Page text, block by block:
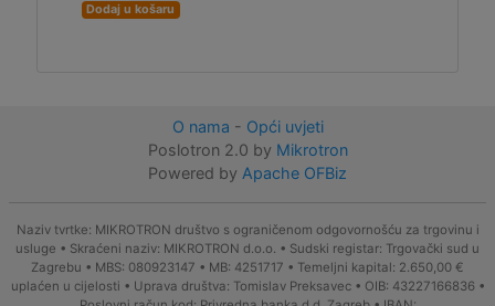
Dodaj u košaru
O nama - Opći uvjeti
Poslotron 2.0 by Mikrotron
Powered by Apache OFBiz
Naziv tvrtke: MIKROTRON društvo s ograničenom odgovornošću za trgovinu i
usluge • Skraćeni naziv: MIKROTRON d.o.o. • Sudski registar: Trgovački sud u
Zagrebu • MBS: 080923147 • MB: 4251717 • Temeljni kapital: 2.650,00 €
uplaćen u cijelosti • Uprava društva: Tomislav Preksavec • OIB: 43227166836 •